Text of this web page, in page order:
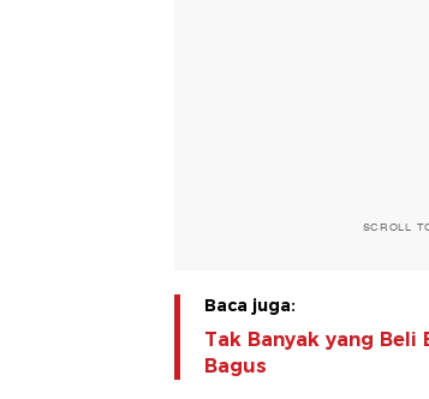
SCROLL
Baca juga:
Tak Banyak yang Beli
Bagus